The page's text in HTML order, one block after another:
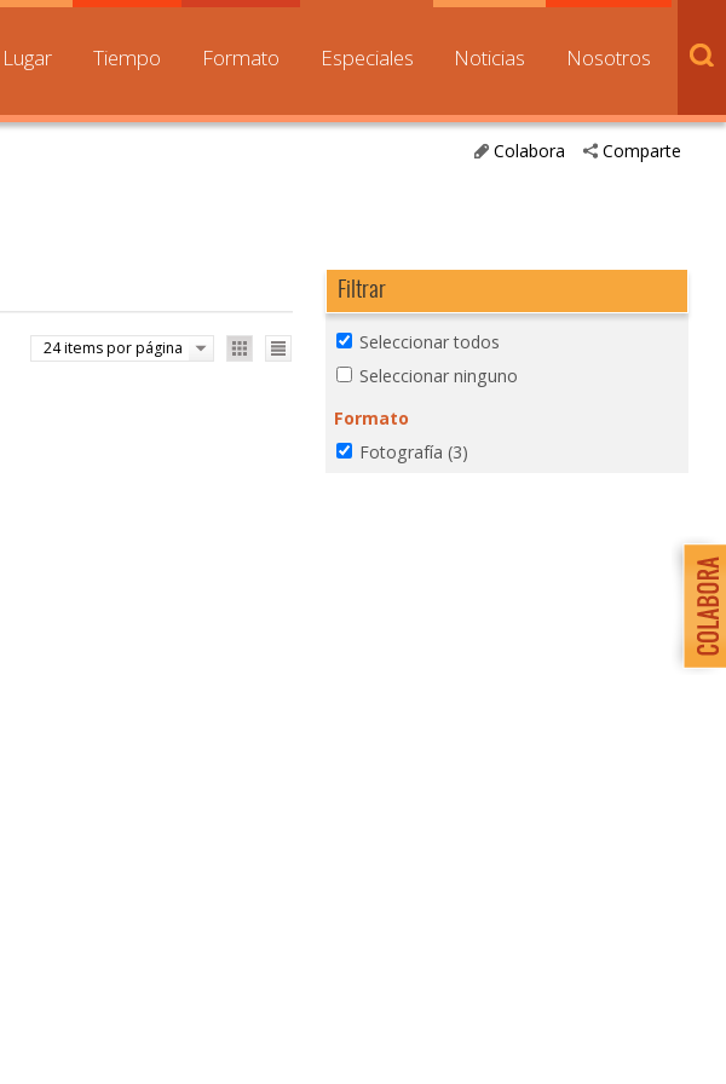
Lugar Tiempo Formato Especiales Noticias Nosotros
Comparte
Colabora
24 items por página
Filtrar
Seleccionar todos
Seleccionar ninguno
Formato
Fotografía (3)